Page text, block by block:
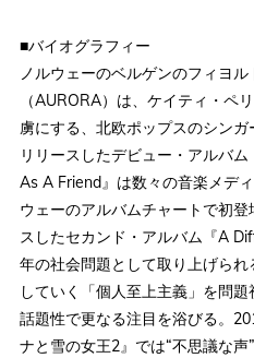
■バイオグラフィー
ノルウェーのベルゲンのフィヨ
（AURORA）は、ケイティ・ペ
虜にする、北欧ポップスのシン
リリースしたデビュー・アルバ
As A Friend』は数々の音楽メデ
ウェーのアルバムチャートで初
スしたセカンド・アルバム『A
年の社会問題として取り上げら
していく「個人至上主義」を問
話題性で更なる注目を浴びる。
ナと雪の女王2』では“不思議な